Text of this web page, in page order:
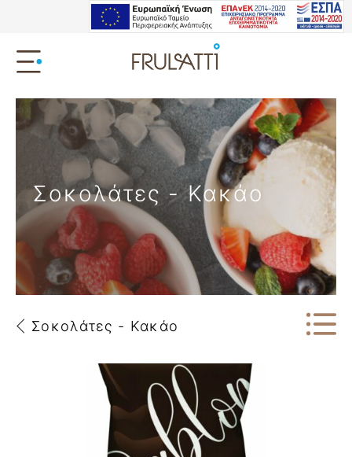
Σοκολάτες - Κακάο
Σοκολάτες - Κακάο